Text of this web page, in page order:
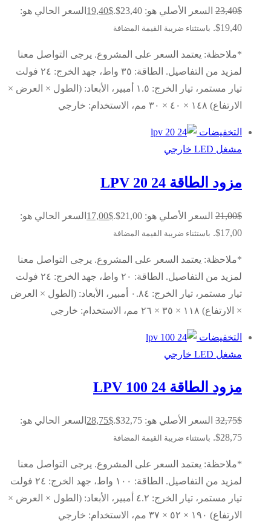
23,40$ السعر الأصلي هو: 23,40$. 19,40$
السعر الحالي هو:
19,40$.
باستثناء ضريبة القيمة المضافة
*ملاحظة: يعتمد السعر على المشروع. يرجى التواصل معنا
لمزيد من التفاصيل. الطاقة: ٣٥ واط، جهد الخرج: ٢٤ فولت
تيار مستمر، تيار الخرج: ١.٥ أمبير، الأبعاد: (الطول × العرض ×
الارتفاع) ١٤٨ × ٤٠ × ٣٠ مم، الاستخدام: خارجي
التخفيضات
مشغل LED خارجي
مزود الطاقة LPV 20 24
21,00$ السعر الأصلي هو: 21,00$. 17,00$
السعر الحالي هو:
17,00$.
باستثناء ضريبة القيمة المضافة
*ملاحظة: يعتمد السعر على المشروع. يرجى التواصل معنا
لمزيد من التفاصيل. الطاقة: ٢٠ واط، جهد الخرج: ٢٤ فولت
تيار مستمر، تيار الخرج: ٠.٨٤ أمبير، الأبعاد: (الطول × العرض
× الارتفاع) ١١٨ × ٣٥ × ٢٦ مم، الاستخدام: خارجي
التخفيضات
مشغل LED خارجي
مزود الطاقة LPV 100 24
32,75$ السعر الأصلي هو: 32,75$. 28,75$
السعر الحالي هو:
28,75$.
باستثناء ضريبة القيمة المضافة
*ملاحظة: يعتمد السعر على المشروع. يرجى التواصل معنا
لمزيد من التفاصيل. الطاقة: ١٠٠ واط، جهد الخرج: ٢٤ فولت
تيار مستمر، تيار الخرج: ٤.٢ أمبير، الأبعاد: (الطول × العرض ×
الارتفاع) ١٩٠ × ٥٢ × ٣٧ مم، الاستخدام: خارجي